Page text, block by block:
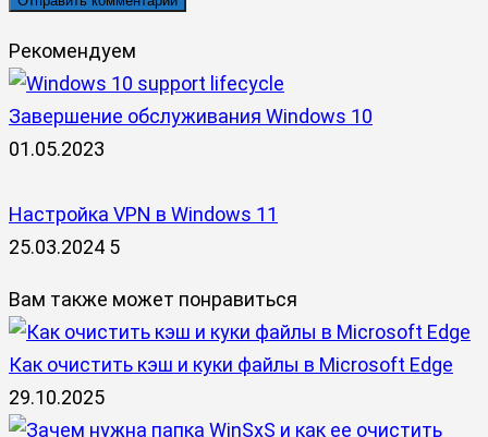
Рекомендуем
Завершение обслуживания Windows 10
01.05.2023
Настройка VPN в Windows 11
25.03.2024 5
Вам также может понравиться
Как очистить кэш и куки файлы в Microsoft Edge
29.10.2025